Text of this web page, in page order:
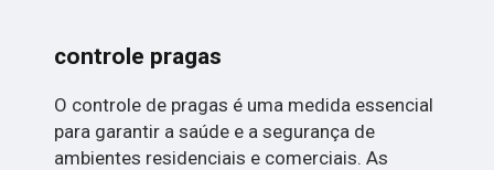
controle pragas
O controle de pragas é uma medida essencial
para garantir a saúde e a segurança de
ambientes residenciais e comerciais. As